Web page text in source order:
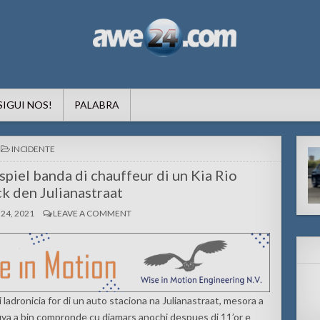
NOS! PALABRA
POSTED
IN
INCIDENTE
banda di chauffeur di un Kia Rio
den Julianastraat
2021 LEAVE A COMMENT
for di un auto staciona na Julianastraat, mesora a
a bin compronde cu diamars anochi despues di 11’or e